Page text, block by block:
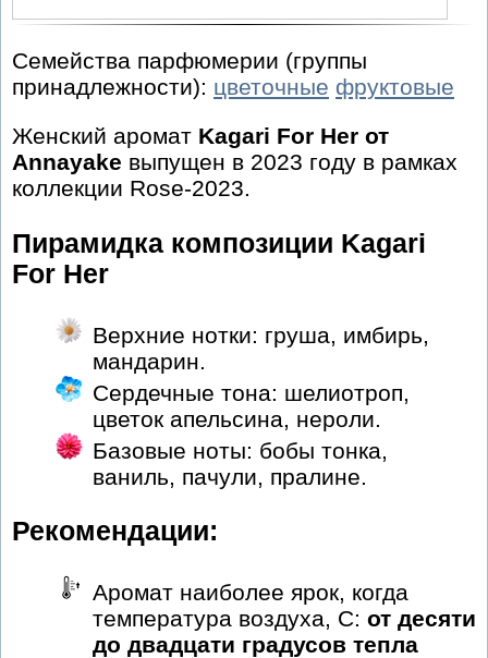
Семейства парфюмерии (группы
принадлежности): цветочные фруктовые
Женский аромат Kagari For Her от
Annayake выпущен в 2023 году в рамках
коллекции Rose-2023.
Пирамидка композиции Kagari
For Her
Верхние нотки: груша, имбирь,
мандарин.
Сердечные тона: шелиотроп,
цветок апельсина, нероли.
Базовые ноты: бобы тонка,
ваниль, пачули, пралине.
Рекомендации:
Аромат наиболее ярок, когда
температура воздуха, С: от десяти
до двадцати градусов тепла